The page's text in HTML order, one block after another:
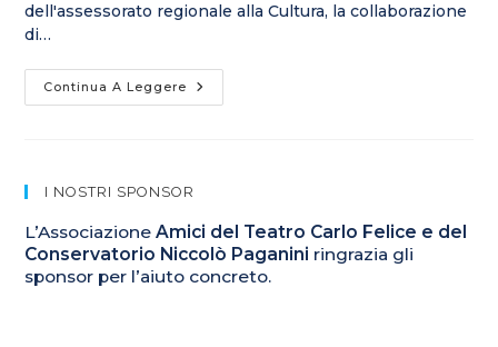
dell'assessorato regionale alla Cultura, la collaborazione
di…
Continua A Leggere
I NOSTRI SPONSOR
L’AssociazioneAmici del Teatro Carlo Felice e del
Conservatorio Niccolò Paganini ringrazia gli
sponsor per l’aiuto concreto.